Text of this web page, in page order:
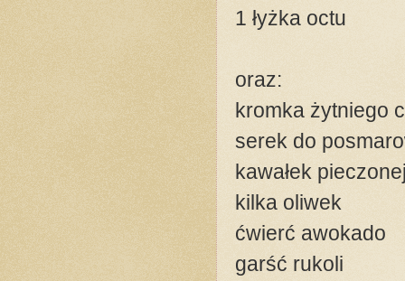
1 łyżka octu
oraz:
kromka żytniego
serek do
kawałek
kilka oliwek
ćwierć awokado
garść rukoli